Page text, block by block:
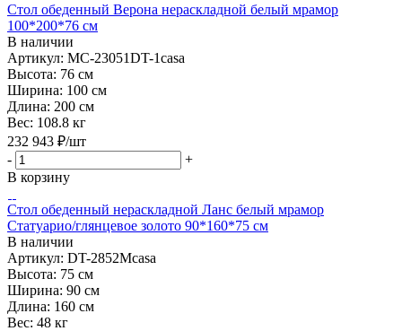
Стол обеденный Верона нераскладной белый мрамор
100*200*76 см
В наличии
Артикул: MC-23051DT-1casa
Высота: 76 см
Ширина: 100 см
Длина: 200 см
Вес: 108.8 кг
232 943 ₽/шт
-
+
В корзину
Стол обеденный нераскладной Ланс белый мрамор
Статуарио/глянцевое золото 90*160*75 см
В наличии
Артикул: DT-2852Mcasa
Высота: 75 см
Ширина: 90 см
Длина: 160 см
Вес: 48 кг